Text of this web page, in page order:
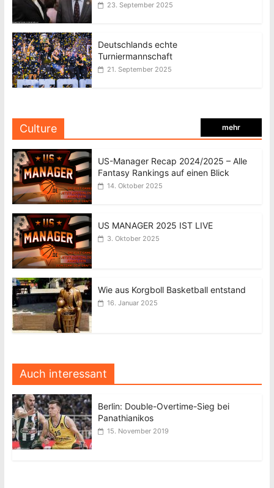
23. September 2025
Deutschlands echte
Turniermannschaft
21. September 2025
Culture mehr
US-Manager Recap 2024/2025 – Alle
Fantasy Rankings auf einen Blick
14. Oktober 2025
US MANAGER 2025 IST LIVE
3. Oktober 2025
Wie aus Korgboll Basketball entstand
16. Januar 2025
Auch interessant
Berlin: Double-Overtime-Sieg bei
Panathianikos
15. November 2019